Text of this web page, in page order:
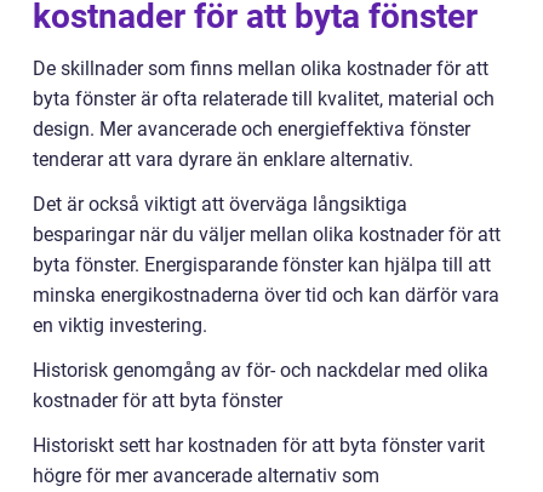
kostnader för att byta fönster
De skillnader som finns mellan olika kostnader för att
byta fönster är ofta relaterade till kvalitet, material och
design. Mer avancerade och energieffektiva fönster
tenderar att vara dyrare än enklare alternativ.
Det är också viktigt att överväga långsiktiga
besparingar när du väljer mellan olika kostnader för att
byta fönster. Energisparande fönster kan hjälpa till att
minska energikostnaderna över tid och kan därför vara
en viktig investering.
Historisk genomgång av för- och nackdelar med olika
kostnader för att byta fönster
Historiskt sett har kostnaden för att byta fönster varit
högre för mer avancerade alternativ som